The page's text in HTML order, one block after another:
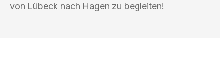
von Lübeck nach Hagen zu begleiten!